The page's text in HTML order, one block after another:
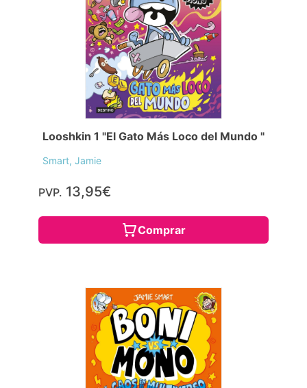
Looshkin 1 "El Gato Más Loco del Mundo "
Smart, Jamie
PVP. 13,95€
Comprar